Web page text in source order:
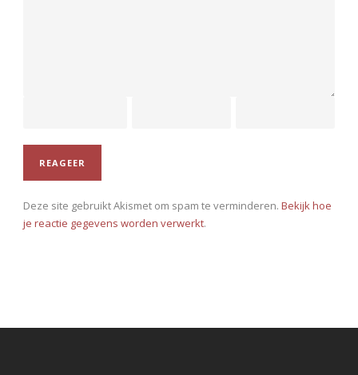
Deze site gebruikt Akismet om spam te verminderen. Bekijk hoe
je reactie gegevens worden verwerkt.